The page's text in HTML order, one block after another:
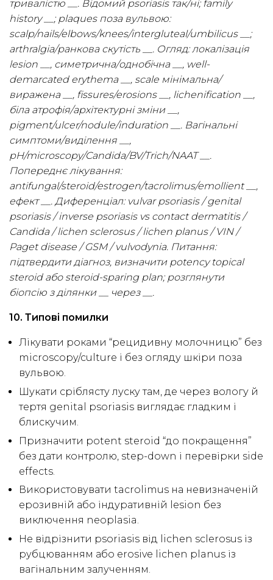
тривалістю __. Відомий psoriasis так/ні; family
history __; plaques поза вульвою:
scalp/nails/elbows/knees/intergluteal/umbilicus __;
arthralgia/ранкова скутість __. Огляд: локалізація
lesion __, симетрична/однобічна __, well-
demarcated erythema __, scale мінімальна/
виражена __, fissures/erosions __, lichenification __,
біла атрофія/архітектурні зміни __,
pigment/ulcer/nodule/induration __. Вагінальні
симптоми/виділення __,
pH/microscopy/Candida/BV/Trich/NAAT __.
Попереднє лікування:
antifungal/steroid/estrogen/tacrolimus/emollient __,
ефект __. Диференціал: vulvar psoriasis / genital
psoriasis / inverse psoriasis vs contact dermatitis /
Candida / lichen sclerosus / lichen planus / VIN /
Paget disease / GSM / vulvodynia. Питання:
підтвердити діагноз, визначити potency topical
steroid або steroid-sparing plan; розглянути
біопсію з ділянки __ через __.
10. Типові помилки
Лікувати роками “рецидивну молочницю” без
microscopy/culture і без огляду шкіри поза
вульвою.
Шукати сріблясту луску там, де через вологу й
тертя genital psoriasis виглядає гладким і
блискучим.
Призначити potent steroid “до покращення”
без дати контролю, step-down і перевірки side
effects.
Використовувати tacrolimus на невизначеній
ерозивній або індуративній lesion без
виключення neoplasia.
Не відрізнити psoriasis від lichen sclerosus із
рубцюванням або erosive lichen planus із
вагінальним залученням.